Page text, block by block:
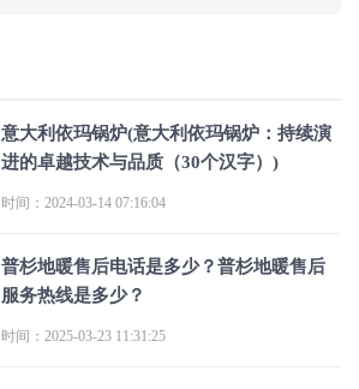
意大利依玛锅炉(意大利依玛锅炉：持续演
进的卓越技术与品质（30个汉字）)
时间：2024-03-14 07:16:04
普杉地暖售后电话是多少？普杉地暖售后
服务热线是多少？
时间：2025-03-23 11:31:25